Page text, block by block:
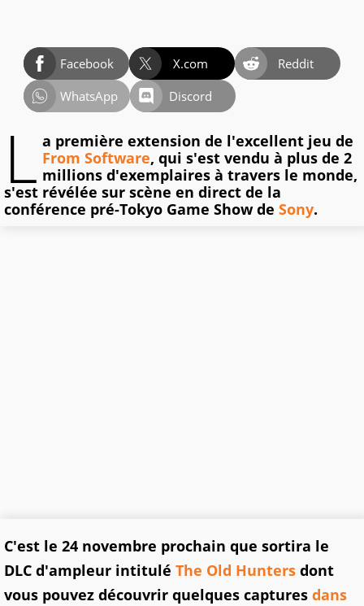
Facebook X.com
Reddit
WhatsApp
Discord
L a première extension de l'excellent jeu de
From Software, qui s'est vendu à plus de 2
millions d'exemplaires à travers le monde,
s'est révélée sur scène en direct de la
conférence pré-Tokyo Game Show de Sony.
C'est le 24 novembre prochain que sortira le
DLC d'ampleur intitulé The Old Hunters dont
vous pouvez découvrir quelques captures dans